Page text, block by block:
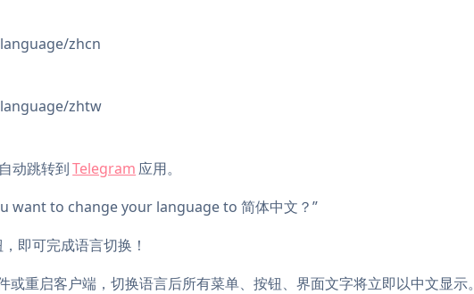
zhcn
zhtw
动跳转到Telegram 应用。
want to change your language to 简体中文？”
即可完成语言切换！
或重启客户端，切换语言后所有菜单、按钮、界面文字将立即以中文显示。